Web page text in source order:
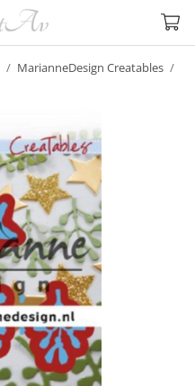
/ MarianneDesign Creatables /